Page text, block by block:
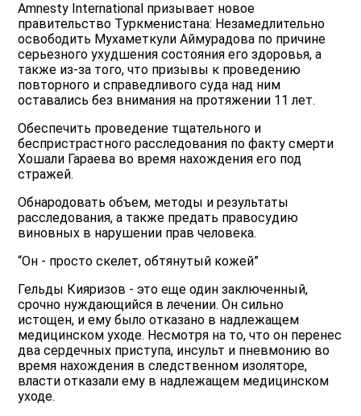
Amnesty International призывает новое
правительство Туркменистана: Незамедлительно
освободить Мухаметкули Аймурадова по причине
серьезного ухудшения состояния его здоровья, а
также из-за того, что призывы к проведению
повторного и справедливого суда над ним
оставались без внимания на протяжении 11 лет.
Обеспечить проведение тщательного и
беспристрастного расследования по факту смерти
Хошали Гараева во время нахождения его под
стражей.
Обнародовать объем, методы и результаты
расследования, а также предать правосудию
виновных в нарушении прав человека.
“Он - просто скелет, обтянутый кожей”
Гельды Кияризов - это еще один заключенный,
срочно нуждающийся в лечении. Он сильно
истощен, и ему было отказано в надлежащем
медицинском уходе. Несмотря на то, что он перенес
два сердечных приступа, инсульт и пневмонию во
время нахождения в следственном изоляторе,
власти отказали ему в надлежащем медицинском
уходе.